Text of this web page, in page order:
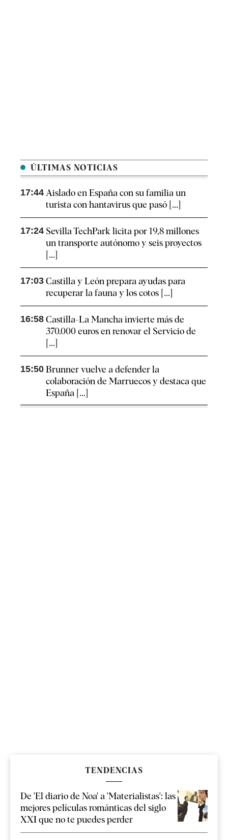
ÚLTIMAS NOTICIAS
17:44 Aislado en España con su familia un
turista con hantavirus que pasó [...]
17:24 Sevilla TechPark licita por 19,8 millones
un transporte autónomo y seis proyectos
[...]
17:03 Castilla y León prepara ayudas para
recuperar la fauna y los cotos [...]
16:58 Castilla-La Mancha invierte más de
370.000 euros en renovar el Servicio de
[...]
15:50 Brunner vuelve a defender la
colaboración de Marruecos y destaca que
España [...]
TENDENCIAS
De 'El diario de Noa' a 'Materialistas': las
mejores películas románticas del siglo
XXI que no te puedes perder